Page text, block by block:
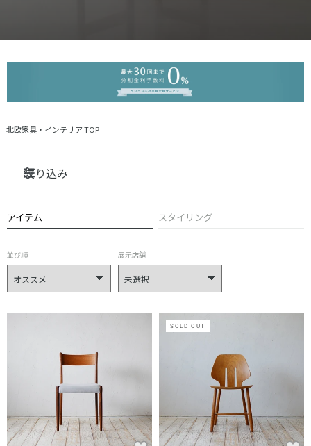
北欧家具・インテリア TOP
絞り込み
アイテム スタイリング
並び順 展示店舗
SOLD OUT